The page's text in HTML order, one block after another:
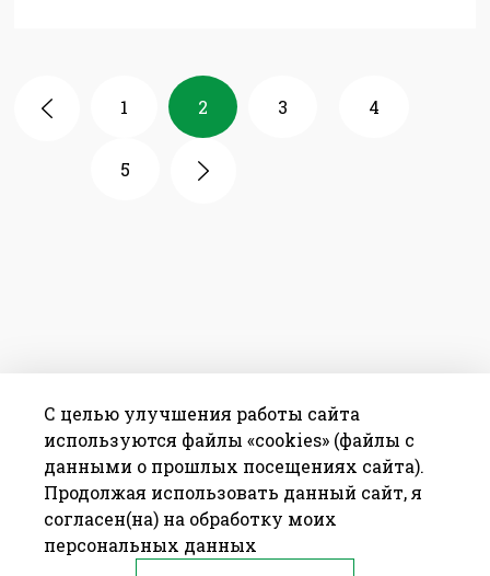
1 2 3 4
5
С целью улучшения работы сайта
используются файлы «cookies» (файлы с
данными о прошлых посещениях сайта).
Продолжая использовать данный сайт, я
согласен(на) на обработку моих
персональных данных